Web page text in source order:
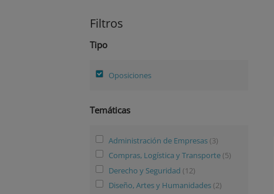
Filtros
Tipo
Oposiciones
Temáticas
Administración de Empresas (3)
Compras, Logística y Transporte (5)
Derecho y Seguridad (12)
Diseño, Artes y Humanidades (2)